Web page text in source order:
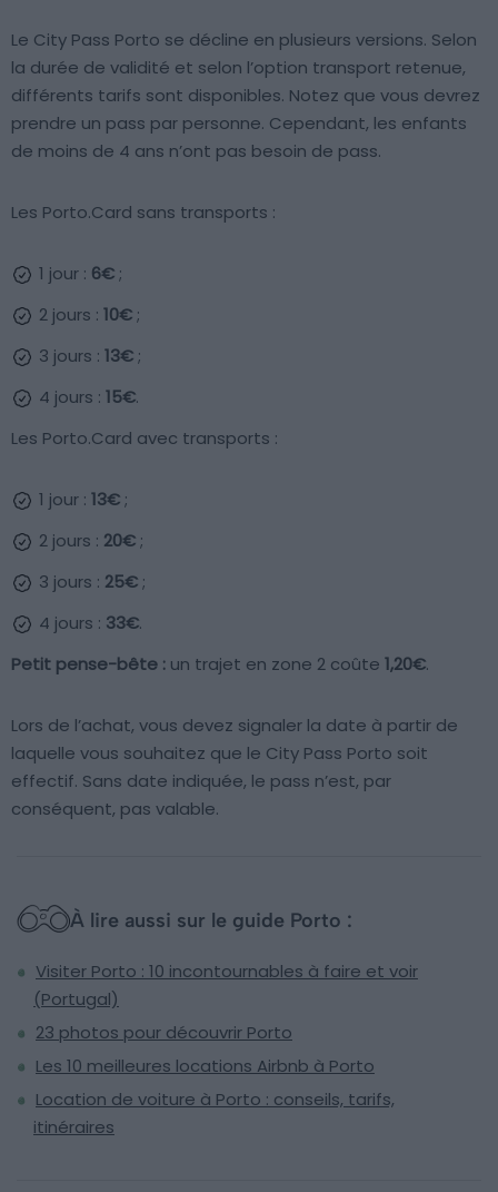
Le City Pass Porto se décline en plusieurs versions. Selon
la durée de validité et selon l’option transport retenue,
différents tarifs sont disponibles. Notez que vous devrez
prendre un pass par personne. Cependant, les enfants
de moins de 4 ans n’ont pas besoin de pass.
Les Porto.Card sans transports :
1 jour : 6€ ;
2 jours : 10€ ;
3 jours : 13€ ;
4 jours : 15€.
Les Porto.Card avec transports :
1 jour : 13€ ;
2 jours : 20€ ;
3 jours : 25€ ;
4 jours : 33€.
Petit pense-bête : un trajet en zone 2 coûte 1,20€.
Lors de l’achat, vous devez signaler la date à partir de
laquelle vous souhaitez que le City Pass Porto soit
effectif. Sans date indiquée, le pass n’est, par
conséquent, pas valable.
À lire aussi sur le guide Porto :
Visiter Porto : 10 incontournables à faire et voir
(Portugal)
23 photos pour découvrir Porto
Les 10 meilleures locations Airbnb à Porto
Location de voiture à Porto : conseils, tarifs,
itinéraires